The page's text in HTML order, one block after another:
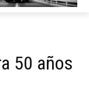
50 años